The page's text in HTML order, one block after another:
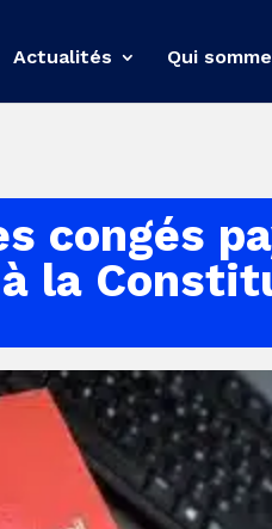
Actualités Qui
congés
la